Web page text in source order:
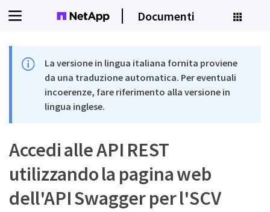
Documenti
La versione in lingua italiana fornita proviene
da una traduzione automatica. Per eventuali
incoerenze, fare riferimento alla versione in
lingua inglese.
Accedi alle API REST
utilizzando la pagina web
dell'API Swagger per l'SCV